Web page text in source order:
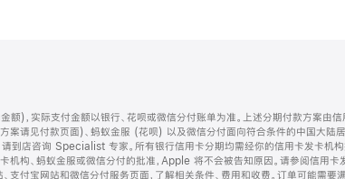
)，实际支付金额以银行、花呗或微信分付账单为准。上述分期付款方案由
案请见付款页面)、蚂蚁金服 (花呗) 以及微信分付面向符合条件的中国大陆
店咨询 Specialist 专家。所有银行信用卡分期均需经你的信用卡发卡机构
机构、蚂蚁金服或微信分付的批准，Apple 将不会被告知原因。请参阅信用卡
付宝网站和微信分付服务页面，了解相关条件、费用和收费。订单可能需要